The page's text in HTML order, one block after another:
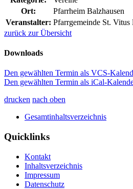
Ort:
Pfarrheim Balzhausen
Veranstalter: Pfarrgemeinde St. Vitus
zurück zur Übersicht
Downloads
Den gewählten Termin als VCS-
Den gewählten Termin als iCal-
drucken nach oben
Gesamtinhaltsverzeichnis
Quicklinks
Kontakt
Inhaltsverzeichnis
Impressum
Datenschutz